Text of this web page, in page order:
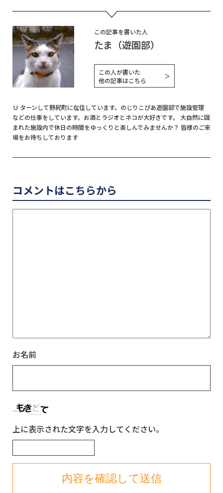
有
この記事を書いた人
たま（遊園部）
この人が書いた
他の記事はこちら
＞
Ｕ ターンして野尻町に在住しています。のじりこぴあ遊園部で施設管理
などの仕事をしています。お酒とラジオとネコが大好きです。 大自然に囲
まれた施設内で休日の時間をゆっくりと楽しんでみませんか？ 皆様のご来
場をお待ちしております
コメントはこちらから
お名前
上に表示された文字を入力してください。